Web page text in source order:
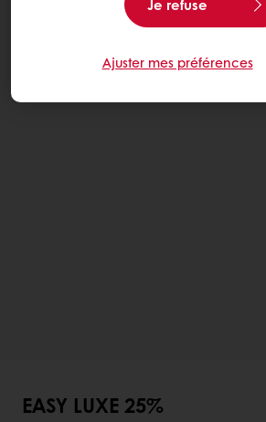
EASY LUXE 25%
Je refuse
Ajuster mes préférences